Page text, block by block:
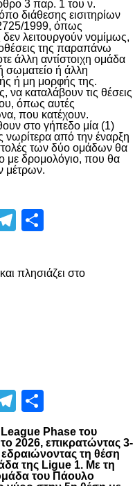
3 παρ. 1 του ν.
διάθεσης εισιτηρίων
1999, όπως
δεν λειτουργούν νομίμως,
της παραπάνω
άλλη αντίστοιχη ομάδα
ή άλλη
ή μη μορφής της.
να καταλάβουν τις θέσεις
όπως αυτές
που κατέχουν.
στο γήπεδο μία (1)
νωρίτερα από την έναρξη
των δύο ομάδων θα
με δρομολόγιο, που θα
μέτρων.
Telegram
πλησιάζει στο
Telegram
Phase του
2026, επικρατώντας 3-
τη θέση
της Ligue 1. Με τη
του Πάουλο